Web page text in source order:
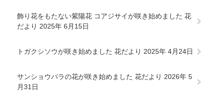
飾り花をもたない紫陽花 コアジサイが咲き始めました 花
だより 2025年 6月15日
トガクシソウが咲き始めました 花だより 2025年 4月24日
サンショウバラの花が咲き始めました 花だより 2026年 5
月31日